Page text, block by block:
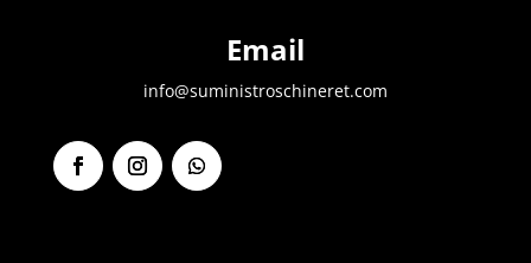
Email
info@suministroschineret.com
F
S